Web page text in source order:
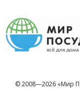
© 2008—2026 «Мир